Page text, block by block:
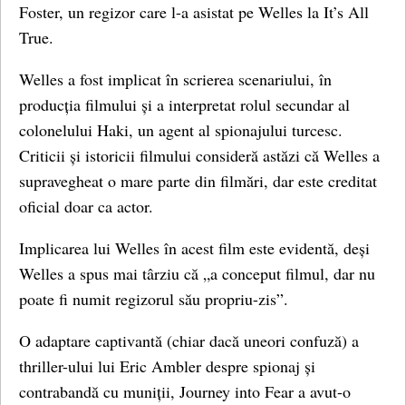
Foster, un regizor care l-a asistat pe Welles la It’s All
True.
Welles a fost implicat în scrierea scenariului, în
producția filmului și a interpretat rolul secundar al
colonelului Haki, un agent al spionajului turcesc.
Criticii și istoricii filmului consideră astăzi că Welles a
supravegheat o mare parte din filmări, dar este creditat
oficial doar ca actor.
Implicarea lui Welles în acest film este evidentă, deși
Welles a spus mai târziu că „a conceput filmul, dar nu
poate fi numit regizorul său propriu-zis”.
O adaptare captivantă (chiar dacă uneori confuză) a
thriller-ului lui Eric Ambler despre spionaj și
contrabandă cu muniții, Journey into Fear a avut-o